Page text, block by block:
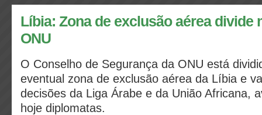
Líbia: Zona de exclusão aérea divide
ONU
O Conselho de Segurança da ONU está
eventual zona de exclusão aérea da Líbia e
decisões da Liga Árabe e da União Africana,
hoje diplomatas.